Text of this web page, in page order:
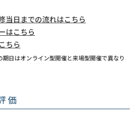
当日までの流れはこちら
はこちら
ちら
期日はオンライン型開催と来場型開催で異なり
価